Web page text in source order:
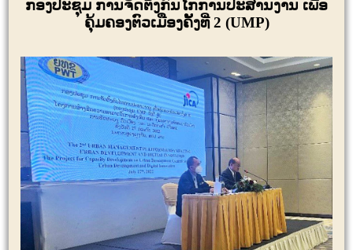
ກອງປະຊຸມ ການຈັດຕັ້ງກົນໄກການປະສານງານ ເພື່ອ
ຄຸ້ມຄອງຕົວເມືອງຄັ້ງທີ່2 (UMP)